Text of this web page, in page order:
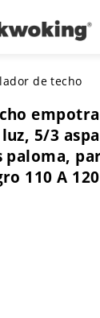
de estar
DE SALÓN
interior
exterior
PARA
de techo
5/3
paloma,
110 A